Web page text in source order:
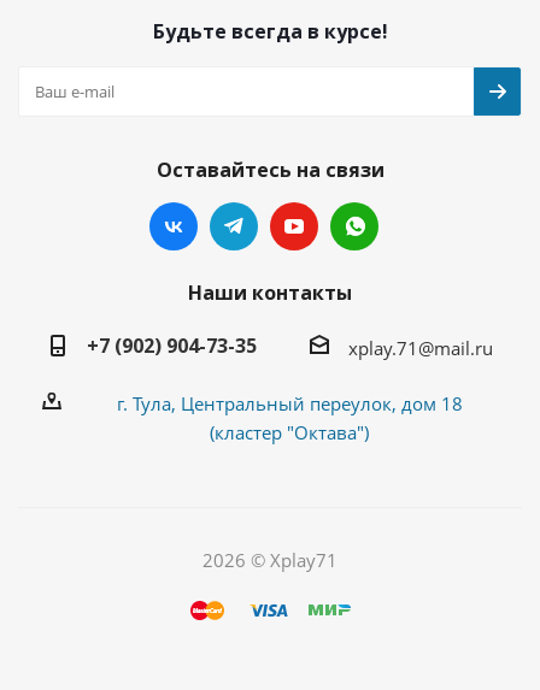
Будьте всегда в курсе!
Оставайтесь на связи
Наши контакты
+7 (902) 904-73-35
xplay.71@mail.ru
г. Тула, Центральный переулок, дом 18
(кластер "Октава")
2026 © Xplay71